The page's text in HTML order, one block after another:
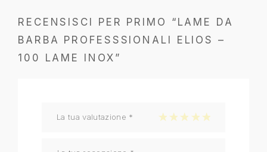
RECENSISCI PER PRIMO “LAME DA
BARBA PROFESSSIONALI ELIOS –
100 LAME INOX”
La tua valutazione * 1 stella su 5
2 stelle su 5
3 stelle su 5
4 stelle su 5